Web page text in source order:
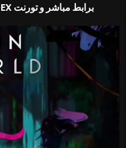
تحميل لعبة Narcosis بكراك CODEX برابط مباشر و تورنت